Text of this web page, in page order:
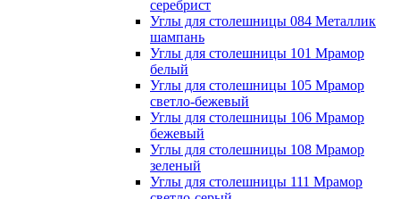
серебрист
Углы для столешницы 084 Металлик
шампань
Углы для столешницы 101 Мрамор
белый
Углы для столешницы 105 Мрамор
светло-бежевый
Углы для столешницы 106 Мрамор
бежевый
Углы для столешницы 108 Мрамор
зеленый
Углы для столешницы 111 Мрамор